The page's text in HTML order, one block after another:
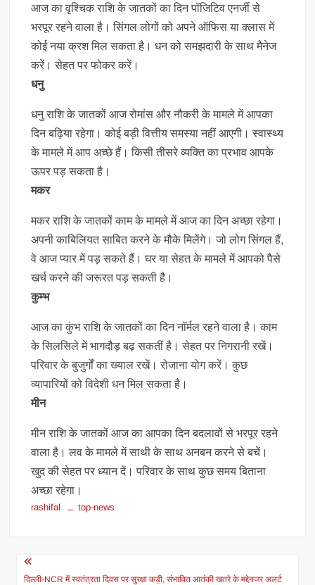
आज का वृश्चिक राशि के जातकों का दिन पॉजिटिव एनर्जी से
भरपूर रहने वाला है। सिंगल लोगों को अपने ऑफिस या क्लास में
कोई नया क्रश मिल सकता है। धन को समझदारी के साथ मैनेज
करें। सेहत पर फोकर करें।
धनु
धनु राशि के जातकों आज रोमांस और नौकरी के मामले में आपका
दिन बढ़िया रहेगा। कोई बड़ी वित्तीय समस्या नहीं आएगी। स्वास्थ्य
के मामले में आप अच्छे हैं। किसी तीसरे व्यक्ति का प्रभाव आपके
ऊपर पड़ सकता है।
मकर
मकर राशि के जातकों काम के मामले में आज का दिन अच्छा रहेगा।
अपनी काबिलियत साबित करने के मौके मिलेंगे। जो लोग सिंगल हैं,
वे आज प्यार में पड़ सकते हैं। घर या सेहत के मामले में आपको पैसे
खर्च करने की जरूरत पड़ सकती है।
कुम्भ
आज का कुंभ राशि के जातकों का दिन नॉर्मल रहने वाला है। काम
के सिलसिले में भागदौड़ बढ़ सकतीं है। सेहत पर निगरानी रखें।
परिवार के बुजुर्गों का ख्याल रखें। रोजाना योग करें। कुछ
व्यापारियों को विदेशी धन मिल सकता है।
मीन
मीन राशि के जातकों आज का आपका दिन बदलावों से भरपूर रहने
वाला है। लव के मामले में साथी के साथ अनबन करने से बचें।
खुद की सेहत पर ध्यान दें। परिवार के साथ कुछ समय बिताना
अच्छा रहेगा।
rashifal top-news
Post
दिल्ली-NCR में स्वतंत्रता दिवस पर सुरक्षा कड़ी, संभावित आतंकी खतरे के मद्देनजर अलर्ट